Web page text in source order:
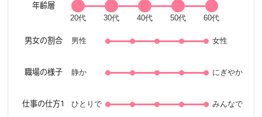
年齢層
男女の割合 男性 女性
職場の様子 静か にぎやか
仕事の仕方1 ひとりで みんなで